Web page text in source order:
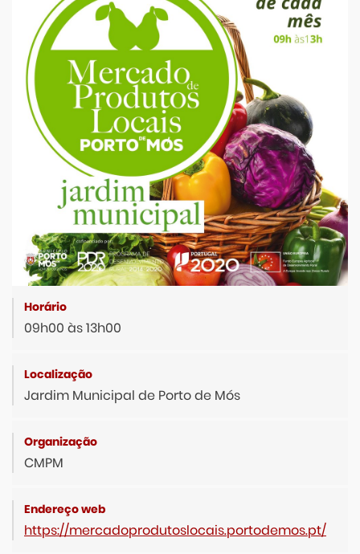
Outlook
Outlook Online
Yahoo! Calendar
09h00 às 13h00
Jardim Municipal de Porto de Mós
CMPM
https://mercadoprodutoslocais.portodemos.pt/